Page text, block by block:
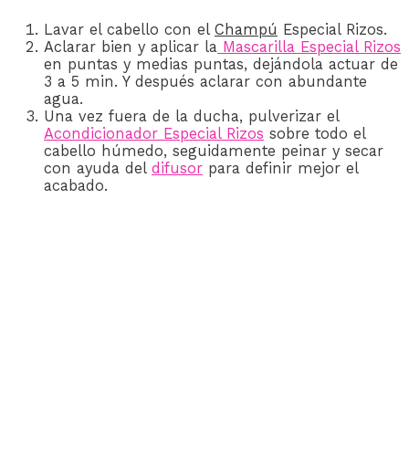
Lavar el cabello con el Champú Especial Rizos.
Aclarar bien y aplicar la Mascarilla Especial Rizos
en puntas y medias puntas, dejándola actuar de
3 a 5 min. Y después aclarar con abundante
agua.
Una vez fuera de la ducha, pulverizar el
Acondicionador Especial Rizos sobre todo el
cabello húmedo, seguidamente peinar y secar
con ayuda del difusor para definir mejor el
acabado.